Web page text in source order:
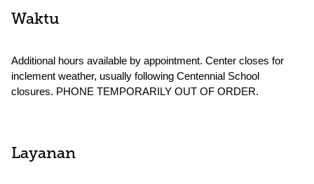
Waktu
Additional hours available by appointment. Center closes for
inclement weather, usually following Centennial School
closures. PHONE TEMPORARILY OUT OF ORDER.
Layanan